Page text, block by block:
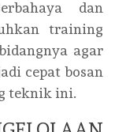
dan
training
agar
cepat bosan
teknik ini.